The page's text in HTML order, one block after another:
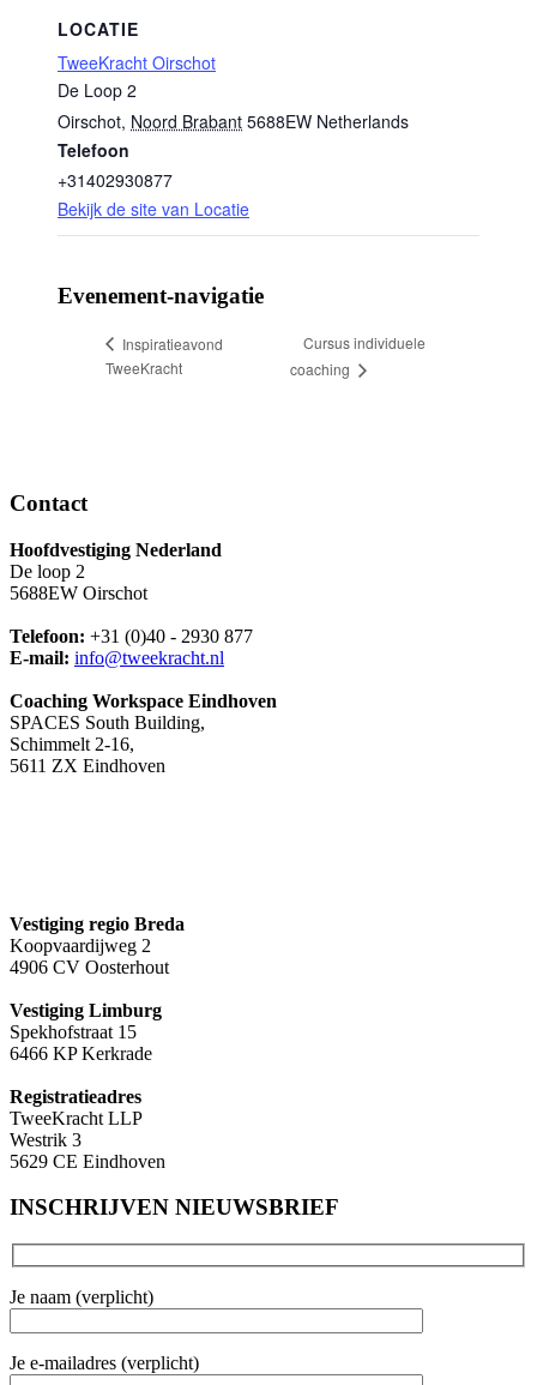
LOCATIE
TweeKracht Oirschot
De Loop 2
Oirschot, Noord Brabant 5688EW Netherlands
Telefoon
+31402930877
Bekijk de site van Locatie
Evenement-navigatie
Inspiratieavond
TweeKracht
Cursus individuele
coaching
Contact
Hoofdvestiging Nederland
De loop 2
5688EW Oirschot
Telefoon: +31 (0)40 - 2930 877
E-mail: info@tweekracht.nl
Coaching Workspace Eindhoven
SPACES South Building,
Schimmelt 2-16,
5611 ZX Eindhoven
Vestiging regio Breda
Koopvaardijweg 2
4906 CV Oosterhout
Vestiging Limburg
Spekhofstraat 15
6466 KP Kerkrade
Registratieadres
TweeKracht LLP
Westrik 3
5629 CE Eindhoven
INSCHRIJVEN NIEUWSBRIEF
Je naam (verplicht)
Je e-mailadres (verplicht)